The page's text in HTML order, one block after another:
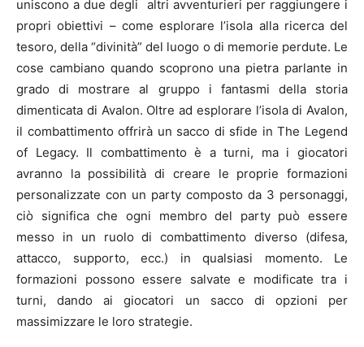
uniscono a due degli altri avventurieri per raggiungere i
propri obiettivi – come esplorare l’isola alla ricerca del
tesoro, della “divinità” del luogo o di memorie perdute. Le
cose cambiano quando scoprono una pietra parlante in
grado di mostrare al gruppo i fantasmi della storia
dimenticata di Avalon. Oltre ad esplorare l’isola di Avalon,
il combattimento offrirà un sacco di sfide in The Legend
of Legacy. Il combattimento è a turni, ma i giocatori
avranno la possibilità di creare le proprie formazioni
personalizzate con un party composto da 3 personaggi,
ciò significa che ogni membro del party può essere
messo in un ruolo di combattimento diverso (difesa,
attacco, supporto, ecc.) in qualsiasi momento. Le
formazioni possono essere salvate e modificate tra i
turni, dando ai giocatori un sacco di opzioni per
massimizzare le loro strategie.